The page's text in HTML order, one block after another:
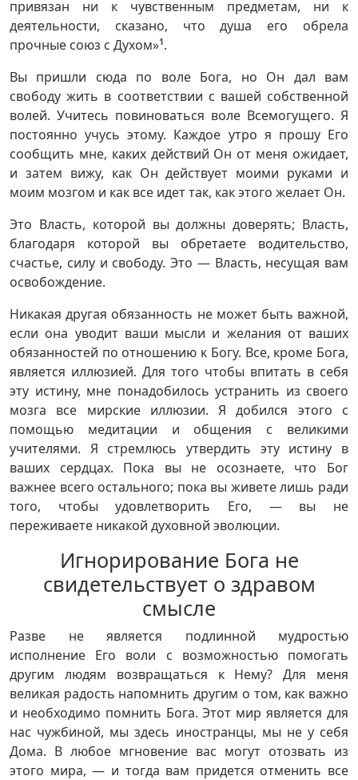
привязан ни к чувственным предметам, ни к
деятельности, сказано, что душа его обрела
прочные союз с Духом»1.
Вы пришли сюда по воле Бога, но Он дал вам
свободу жить в соответствии с вашей собственной
волей. Учитесь повиноваться воле Всемогущего. Я
постоянно учусь этому. Каждое утро я прошу Его
сообщить мне, каких действий Он от меня ожидает,
и затем вижу, как Он действует моими руками и
моим мозгом и как все идет так, как этого желает Он.
Это Власть, которой вы должны доверять; Власть,
благодаря которой вы обретаете водительство,
счастье, силу и свободу. Это — Власть, несущая вам
освобождение.
Никакая другая обязанность не может быть важной,
если она уводит ваши мысли и желания от ваших
обязанностей по отношению к Богу. Все, кроме Бога,
является иллюзией. Для того чтобы впитать в себя
эту истину, мне понадобилось устранить из своего
мозга все мирские иллюзии. Я добился этого с
помощью медитации и общения с великими
учителями. Я стремлюсь утвердить эту истину в
ваших сердцах. Пока вы не осознаете, что Бог
важнее всего остального; пока вы живете лишь ради
того, чтобы удовлетворить Его, — вы не
переживаете никакой духовной эволюции.
Игнорирование Бога не
свидетельствует о здравом
смысле
Разве не является подлинной мудростью
исполнение Его воли с возможностью помогать
другим людям возвращаться к Нему? Для меня
великая радость напомнить другим о том, как важно
и необходимо помнить Бога. Этот мир является для
нас чужбиной, мы здесь иностранцы, мы не у себя
Дома. В любое мгновение вас могут отозвать из
этого мира, — и тогда вам придется отменить все